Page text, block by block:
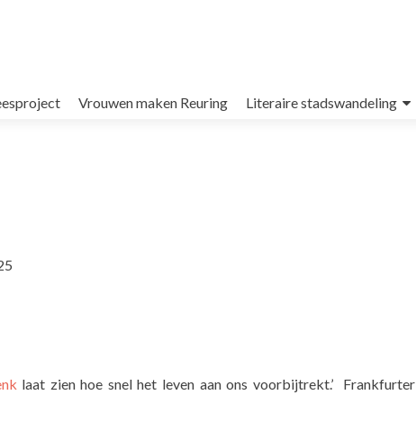
Vrouwen maken Reuring Literaire stadswandeling
laat zien hoe snel het leven aan ons voorbijtrekt.’ Frankfurter